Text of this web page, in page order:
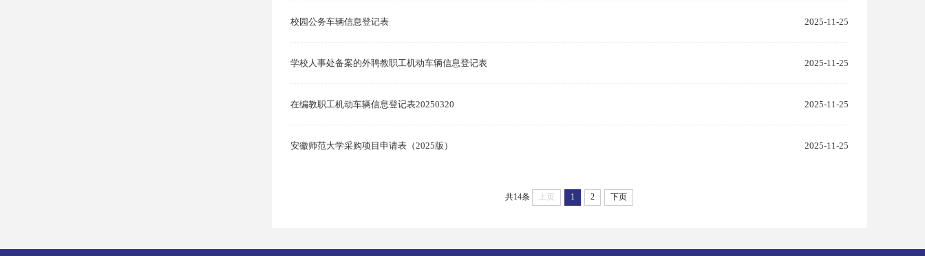
校园公务车辆信息登记表 2025-11-25
学校人事处备案的外聘教职工机动车辆信息登记表 2025-11-25
在编教职工机动车辆信息登记表20250320 2025-11-25
安徽师范大学采购项目申请表（2025版） 2025-11-25
共14条 上页 1 2 下页